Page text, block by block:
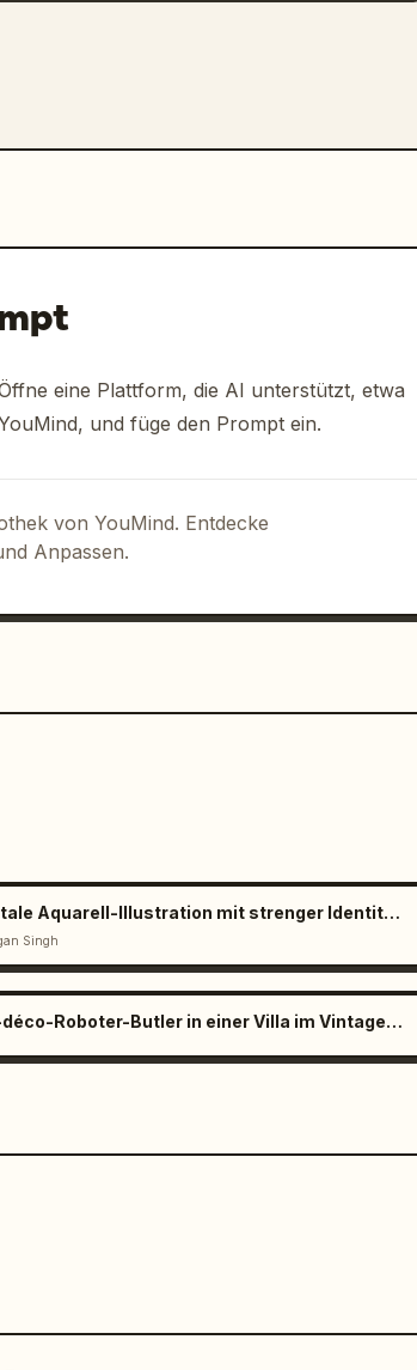
eine Plattform, die AI unterstützt, etwa
und füge den Prompt ein.
von YouMind. Entdecke
Anpassen.
Digitale Aquarell-Illustration mit strenger Identitätsbindung
Singh
Art-déco-Roboter-Butler in einer Villa im Vintage-Stil der 1920er Jahre